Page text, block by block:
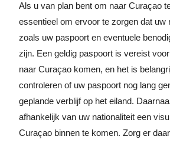
Als u van plan bent om naar Curaçao
essentieel om ervoor te zorgen dat uw
zoals uw paspoort en eventuele
zijn. Een geldig paspoort is vereist
naar Curaçao komen, en het is
controleren of uw paspoort nog lang
geplande verblijf op het eiland.
afhankelijk van uw nationaliteit een
Curaçao binnen te komen. Zorg er